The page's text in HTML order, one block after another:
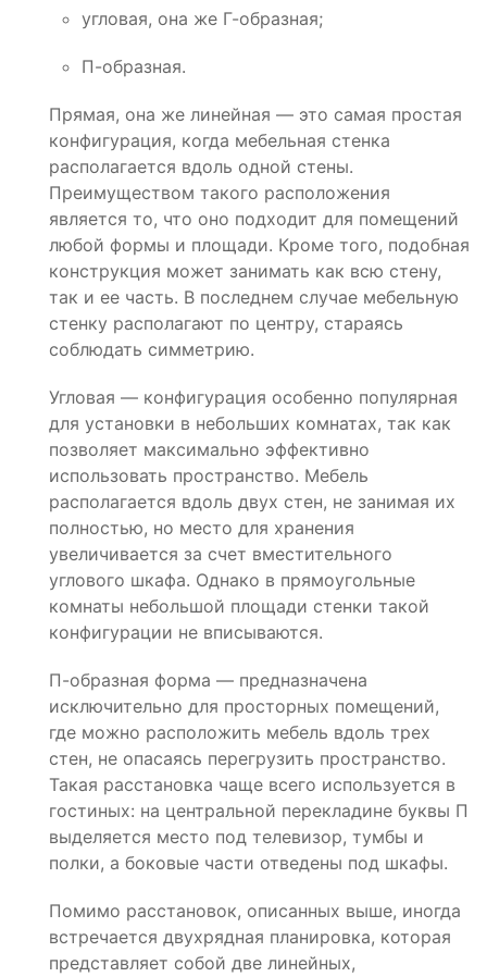
угловая, она же Г-образная;
П-образная.
Прямая, она же линейная — это самая простая
конфигурация, когда мебельная стенка
располагается вдоль одной стены.
Преимуществом такого расположения
является то, что оно подходит для помещений
любой формы и площади. Кроме того, подобная
конструкция может занимать как всю стену,
так и ее часть. В последнем случае мебельную
стенку располагают по центру, стараясь
соблюдать симметрию.
Угловая — конфигурация особенно популярная
для установки в небольших комнатах, так как
позволяет максимально эффективно
использовать пространство. Мебель
располагается вдоль двух стен, не занимая их
полностью, но место для хранения
увеличивается за счет вместительного
углового шкафа. Однако в прямоугольные
комнаты небольшой площади стенки такой
конфигурации не вписываются.
П-образная форма — предназначена
исключительно для просторных помещений,
где можно расположить мебель вдоль трех
стен, не опасаясь перегрузить пространство.
Такая расстановка чаще всего используется в
гостиных: на центральной перекладине буквы П
выделяется место под телевизор, тумбы и
полки, а боковые части отведены под шкафы.
Помимо расстановок, описанных выше, иногда
встречается двухрядная планировка, которая
представляет собой две линейных,